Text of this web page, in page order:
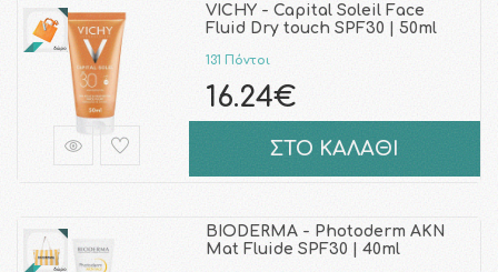
VICHY - Capital Soleil Face
Fluid Dry touch SPF30 | 50ml
131 Πόντοι
16.24€
ΣΤΟ ΚΑΛΑΘΙ
BIODERMA - Photoderm AKN
Mat Fluide SPF30 | 40ml